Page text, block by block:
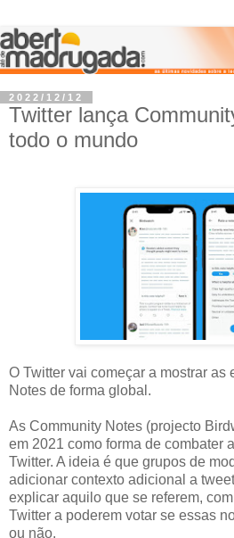
2022/12/12
Twitter lança
todo o mundo
O Twitter vai começar a mostrar
Notes de forma global.
As Community Notes (projecto
em 2021 como forma de combater
Twitter. A ideia é que grupos de
adicionar contexto adicional a
explicar aquilo que se referem,
Twitter a poderem votar se essas
ou não.